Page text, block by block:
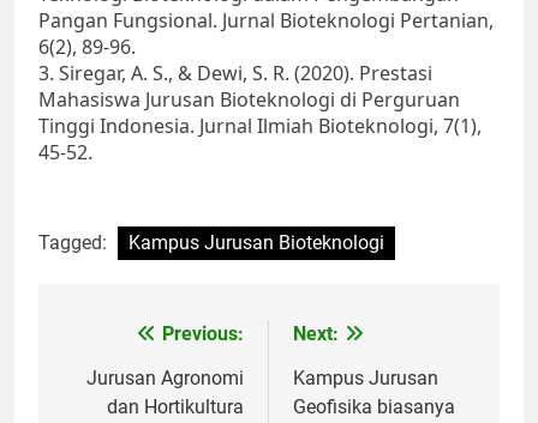
Pangan Fungsional. Jurnal Bioteknologi Pertanian,
6(2), 89-96.
3. Siregar, A. S., & Dewi, S. R. (2020). Prestasi
Mahasiswa Jurusan Bioteknologi di Perguruan
Tinggi Indonesia. Jurnal Ilmiah Bioteknologi, 7(1),
45-52.
Tagged: Kampus Jurusan Bioteknologi
navigation
Previous:
Jurusan Agronomi
dan Hortikultura
Next:
Kampus Jurusan
Geofisika biasanya